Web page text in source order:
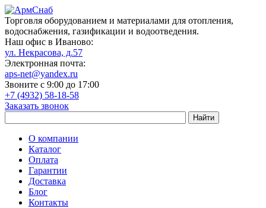
Торговля оборудованием и материалами для отопления,
водоснабжения, газификации и водоотведения.
Наш офис в Иваново:
ул. Некрасова, д.57
Электронная почта:
aps-net@yandex.ru
Звоните с 9:00 до 17:00
+7 (4932) 58-18-58
Заказать звонок
О компании
Каталог
Оплата
Гарантии
Доставка
Блог
Контакты